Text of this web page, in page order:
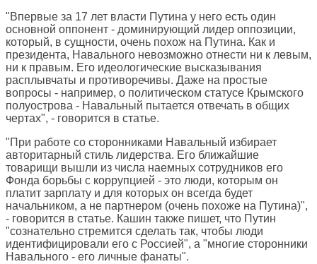
"Впервые за 17 лет власти Путина у него есть один
основной оппонент - доминирующий лидер оппозиции,
который, в сущности, очень похож на Путина. Как и
президента, Навального невозможно отнести ни к левым,
ни к правым. Его идеологические высказывания
расплывчаты и противоречивы. Даже на простые
вопросы - например, о политическом статусе Крымского
полуострова - Навальный пытается отвечать в общих
чертах", - говорится в статье.
"При работе со сторонниками Навальный избирает
авторитарный стиль лидерства. Его ближайшие
товарищи вышли из числа наемных сотрудников его
Фонда борьбы с коррупцией - это люди, которым он
платит зарплату и для которых он всегда будет
начальником, а не партнером (очень похоже на Путина)",
- говорится в статье. Кашин также пишет, что Путин
"сознательно стремится сделать так, чтобы люди
идентифицировали его с Россией", а "многие сторонники
Навального - его личные фанаты".